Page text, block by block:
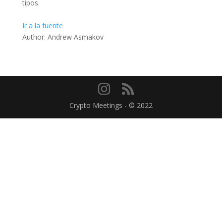
tipos.
Ir a la fuente
Author: Andrew Asmakov
Crypto Meetings - © 2022